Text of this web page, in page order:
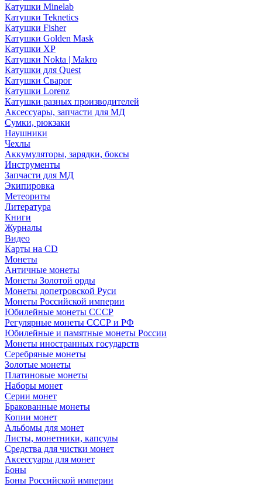
Катушки Minelab
Катушки Teknetics
Катушки Fisher
Катушки Golden Mask
Катушки XP
Катушки Nokta | Makro
Катушки для Quest
Катушки Сварог
Катушки Lorenz
Катушки разных производителей
Аксессуары, запчасти для МД
Сумки, рюкзаки
Наушники
Чехлы
Аккумуляторы, зарядки, боксы
Инструменты
Запчасти для МД
Экипировка
Метеориты
Литература
Книги
Журналы
Видео
Карты на CD
Монеты
Античные монеты
Монеты Золотой орды
Монеты допетровской Руси
Монеты Российской империи
Юбилейные монеты СССР
Регулярные монеты СССР и РФ
Юбилейные и памятные монеты России
Монеты иностранных государств
Серебряные монеты
Золотые монеты
Платиновые монеты
Наборы монет
Серии монет
Бракованные монеты
Копии монет
Альбомы для монет
Листы, монетники, капсулы
Средства для чистки монет
Аксессуары для монет
Боны
Боны Российской империи